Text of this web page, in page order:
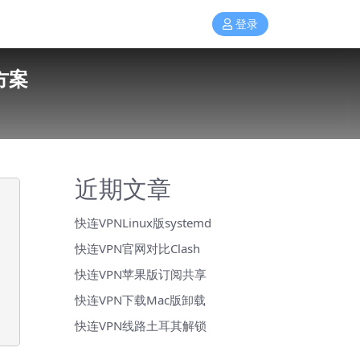
登录
案
近期文章
快连VPNLinux版systemd
快连VPN官网对比Clash
快连VPN苹果版订阅共享
快连VPN下载Mac版卸载
快连VPN线路土耳其解锁